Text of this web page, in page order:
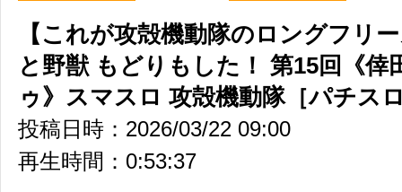
【これが攻殻機動隊のロングフリ
と野獣 もどりもした！ 第15回《倖
ゥ》スマスロ 攻殻機動隊［パチス
投稿日時：2026/03/22 09:00
再生時間：0:53:37